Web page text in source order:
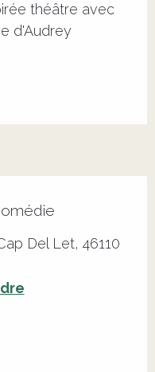
théâtre avec
d'Audrey
Del Let, 46110